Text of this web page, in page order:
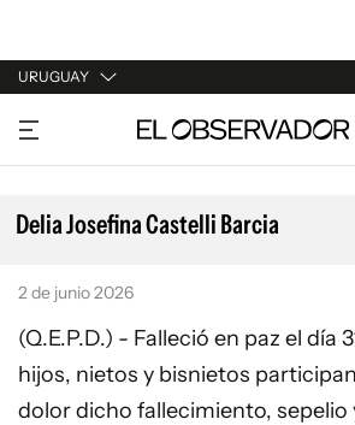
URUGUAY
URUGUAY
ARGENTINA
ESPAÑA
Delia Josefina Castelli Barcia
2 de junio 2026
(Q.E.P.D.) - Falleció en paz el día
hijos, nietos y bisnietos
dolor dicho fallecimiento, sepelio